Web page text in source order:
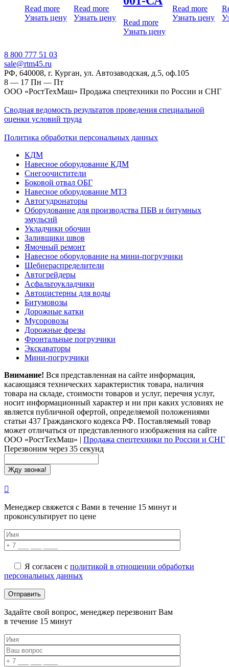
Read more
Узнать цену
Read more
Узнать цену
Read more
Узнать цену
Read more
Узнать цену
‎8 800 777 51 03
sale@rtm45.ru
РФ, 640008, г. Курган, ул. Автозаводская, д.5, оф.105
8 — 17 Пн — Пт
ООО «РостТехМаш» Продажа спецтехники по России и СНГ
Сводная ведомость результатов проведения специальной
оценки условий труда
Политика обработки персональных данных
КДМ
Навесное оборудование КДМ
Снегоочистители
Боковой отвал ОБГ
Навесное оборудование МТЗ
Автогудронаторы
Оборудование для производства ПБВ и битумных
эмульсий
Укладчики обочин
Заливщики швов
Ямочный ремонт
Навесное оборудование на мини-погрузчики
Щебнераспределители
Автогрейдеры
Асфальтоукладчики
Автоцистерны для воды
Битумовозы
Дорожные катки
Мусоровозы
Дорожные фрезы
Фронтальные погрузчики
Экскаваторы
Мини-погрузчики
Внимание! Вся представленная на сайте информация,
касающаяся технических характеристик товара, наличия
товара на складе, стоимости товаров и услуг, перечня услуг,
носит информационный характер и ни при каких условиях не
является публичной офертой, определяемой положениями
статьи 437 Гражданского кодекса РФ. Поставляемый товар
может отличаться от представленного изображения на сайте
ООО «РостТехМаш» | Продажа спецтехники по России и СНГ
Перезвоним через 35 секунд
Менеджер свяжется с Вами в течение 15 минут и
проконсультирует по цене
Я согласен с политикой в отношении обработки
персональных данных
Задайте свой вопрос, менеджер перезвонит Вам
в течение 15 минут